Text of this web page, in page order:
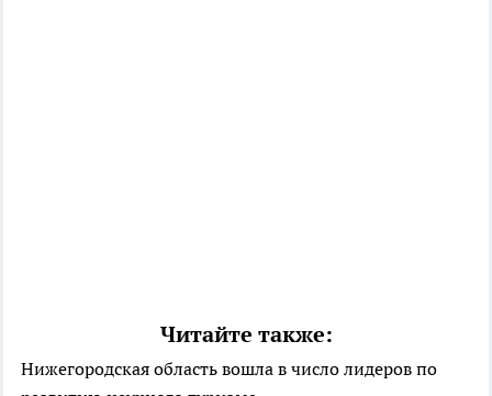
Читайте также:
Нижегородская область вошла в число лидеров по